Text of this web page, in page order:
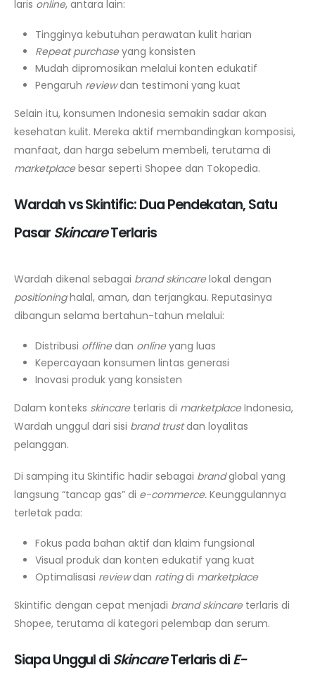
laris online, antara lain:
Tingginya kebutuhan perawatan kulit harian
Repeat purchaseyang konsisten
Mudah dipromosikan melalui konten edukatif
Pengaruh reviewdan testimoni yang kuat
Selain itu, konsumen Indonesia semakin sadar akan
kesehatan kulit. Mereka aktif membandingkan komposisi,
manfaat, dan harga sebelum membeli, terutama di
marketplacebesar seperti Shopee dan Tokopedia.
Wardah vs Skintific: Dua Pendekatan, Satu
Pasar SkincareTerlaris
Wardah dikenal sebagai brand skincarelokal dengan
positioninghalal, aman, dan terjangkau. Reputasinya
dibangun selama bertahun-tahun melalui:
Distribusi offlinedan onlineyang luas
Kepercayaan konsumen lintas generasi
Inovasi produk yang konsisten
Dalam konteks skincareterlaris di marketplaceIndonesia,
Wardah unggul dari sisi brand trustdan loyalitas
pelanggan.
Di samping itu Skintific hadir sebagai brandglobal yang
langsung “tancap gas” di e-commerce. Keunggulannya
terletak pada:
Fokus pada bahan aktif dan klaim fungsional
Visual produk dan konten edukatif yang kuat
Optimalisasi reviewdan ratingdi marketplace
Skintific dengan cepat menjadi brand skincareterlaris di
Shopee, terutama di kategori pelembap dan serum.
Siapa Unggul di SkincareTerlaris diE-